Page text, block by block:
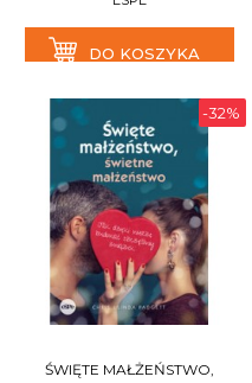
DO KOSZYKA
-32%
ŚWIĘTE MAŁŻEŃSTWO,